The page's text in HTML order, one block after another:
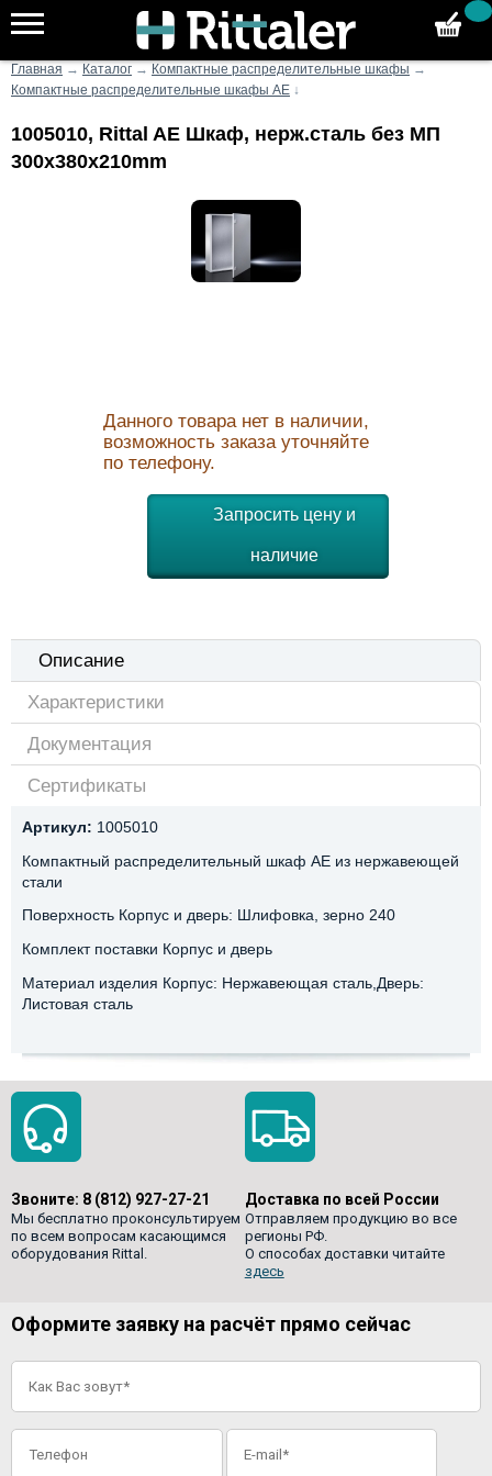
Главная → Каталог → Компактные распределительные шкафы →
Компактные распределительные шкафы AE ↓
1005010, Rittal AE Шкаф, нерж.сталь без МП
300x380x210mm
Данного товара нет в наличии,
возможность заказа уточняйте
по телефону.
Запросить цену и
наличие
Описание
Характеристики
Документация
Сертификаты
Артикул: 1005010
Компактный распределительный шкаф AE из нержавеющей
стали
Поверхность Корпус и дверь: Шлифовка, зерно 240
Комплект поставки Корпус и дверь
Материал изделия Корпус: Нержавеющая сталь,Дверь:
Листовая сталь
Звоните: 8 (812) 927-27-21
Мы бесплатно проконсультируем
по всем вопросам касающимся
оборудования Rittal.
Доставка по всей России
Отправляем продукцию во все
регионы РФ.
О способах доставки читайте
здесь
Оформите заявку на расчёт прямо сейчас